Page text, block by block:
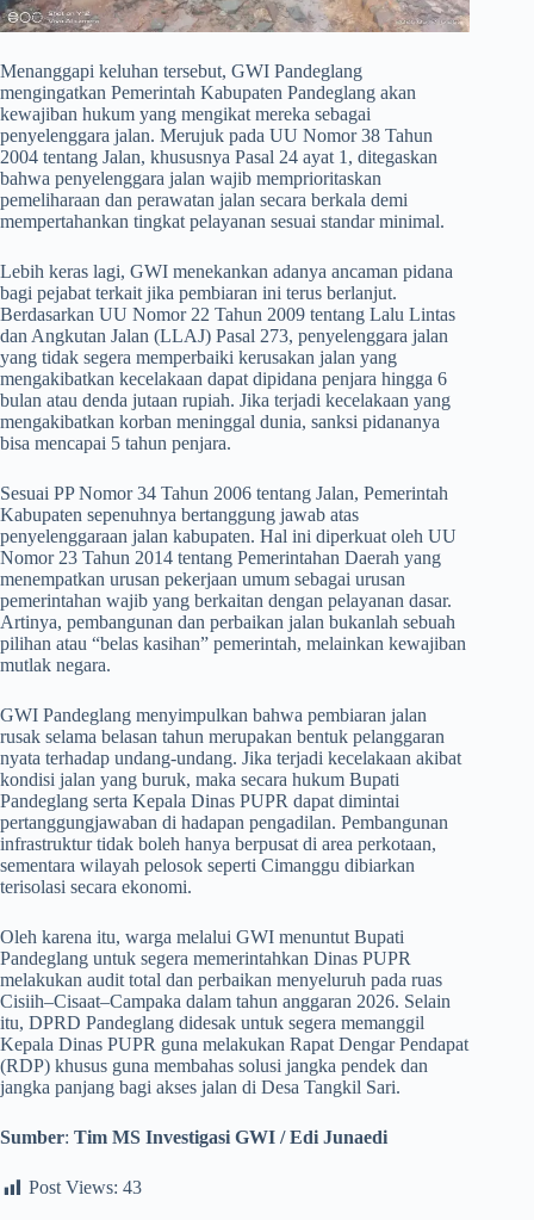
​Menanggapi keluhan tersebut, GWI Pandeglang
mengingatkan Pemerintah Kabupaten Pandeglang akan
kewajiban hukum yang mengikat mereka sebagai
penyelenggara jalan. Merujuk pada UU Nomor 38 Tahun
2004 tentang Jalan, khususnya Pasal 24 ayat 1, ditegaskan
bahwa penyelenggara jalan wajib memprioritaskan
pemeliharaan dan perawatan jalan secara berkala demi
mempertahankan tingkat pelayanan sesuai standar minimal.
​Lebih keras lagi, GWI menekankan adanya ancaman pidana
bagi pejabat terkait jika pembiaran ini terus berlanjut.
Berdasarkan UU Nomor 22 Tahun 2009 tentang Lalu Lintas
dan Angkutan Jalan (LLAJ) Pasal 273, penyelenggara jalan
yang tidak segera memperbaiki kerusakan jalan yang
mengakibatkan kecelakaan dapat dipidana penjara hingga 6
bulan atau denda jutaan rupiah. Jika terjadi kecelakaan yang
mengakibatkan korban meninggal dunia, sanksi pidananya
bisa mencapai 5 tahun penjara.
​Sesuai PP Nomor 34 Tahun 2006 tentang Jalan, Pemerintah
Kabupaten sepenuhnya bertanggung jawab atas
penyelenggaraan jalan kabupaten. Hal ini diperkuat oleh UU
Nomor 23 Tahun 2014 tentang Pemerintahan Daerah yang
menempatkan urusan pekerjaan umum sebagai urusan
pemerintahan wajib yang berkaitan dengan pelayanan dasar.
Artinya, pembangunan dan perbaikan jalan bukanlah sebuah
pilihan atau “belas kasihan” pemerintah, melainkan kewajiban
mutlak negara.
​GWI Pandeglang menyimpulkan bahwa pembiaran jalan
rusak selama belasan tahun merupakan bentuk pelanggaran
nyata terhadap undang-undang. Jika terjadi kecelakaan akibat
kondisi jalan yang buruk, maka secara hukum Bupati
Pandeglang serta Kepala Dinas PUPR dapat dimintai
pertanggungjawaban di hadapan pengadilan. Pembangunan
infrastruktur tidak boleh hanya berpusat di area perkotaan,
sementara wilayah pelosok seperti Cimanggu dibiarkan
terisolasi secara ekonomi.
​Oleh karena itu, warga melalui GWI menuntut Bupati
Pandeglang untuk segera memerintahkan Dinas PUPR
melakukan audit total dan perbaikan menyeluruh pada ruas
Cisiih–Cisaat–Campaka dalam tahun anggaran 2026. Selain
itu, DPRD Pandeglang didesak untuk segera memanggil
Kepala Dinas PUPR guna melakukan Rapat Dengar Pendapat
(RDP) khusus guna membahas solusi jangka pendek dan
jangka panjang bagi akses jalan di Desa Tangkil Sari.
Sumber: Tim MS Investigasi GWI / Edi Junaedi
Post Views: 43